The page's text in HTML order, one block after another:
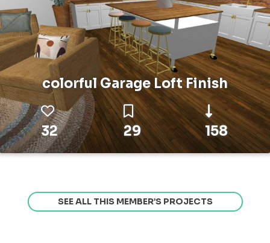
colorful Garage Loft Finish
32 29 158
SEE ALL THIS MEMBER’S PROJECTS